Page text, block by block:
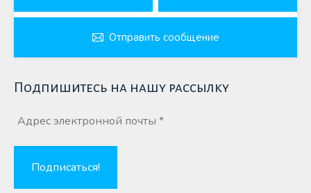
Отправить сообщение
Подпишитесь на нашу рассылку